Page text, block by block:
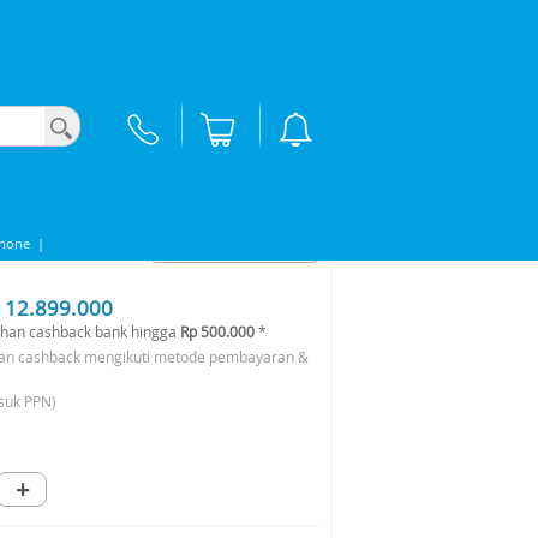
|
Pink/Rose Gold
12.899.000
cashback bank hingga Rp 500.000*
cashback mengikuti metode pembayaran &
PPN)
+